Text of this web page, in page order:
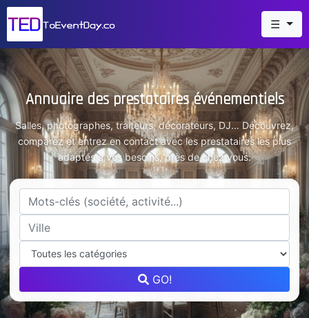
☰
Annuaire des prestataires événementiels
Salles, photographes, traiteurs, décorateurs, DJ… Découvrez,
comparez et entrez en contact avec les prestataires les plus
adaptés à vos besoins, près de chez vous.
GO!